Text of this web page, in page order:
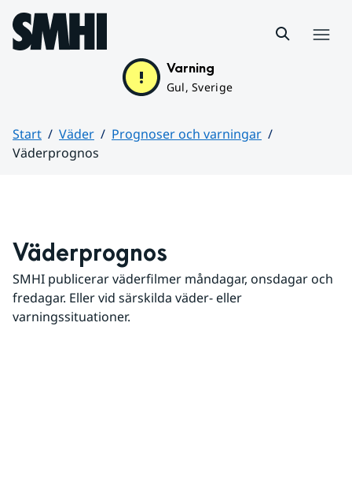
Hoppa till sidans innehåll
Varning
Gul, Sverige
Start Väder
Prognoser och varningar
Väderprognos
Väderprognos
SMHI publicerar väderfilmer måndagar, onsdagar och
fredagar. Eller vid särskilda väder- eller
varningssituationer.